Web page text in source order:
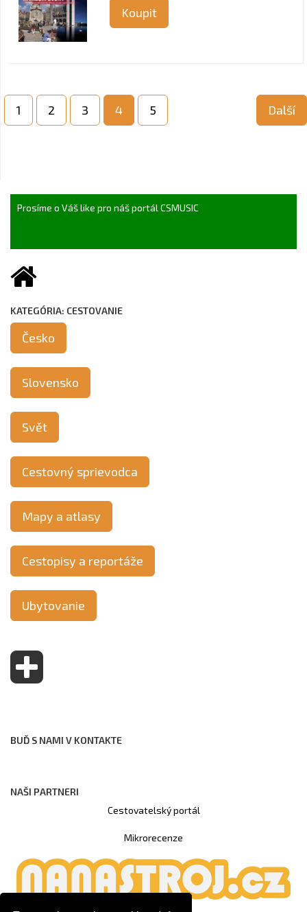
Koupit
1 2 3 4 5 Další
Prosíme o Váš like pro náš portál CSMUSIC
KATEGÓRIA: CESTOVANIE
Česko
Slovensko
Svět
Cestovný sprievodca
Mapy a atlasy
Cestopisy a reportáže
Ubytovanie
BUĎ S NAMI V KONTAKTE
NAŠI PARTNERI
Cestovatelský portál
Mikrorecenze